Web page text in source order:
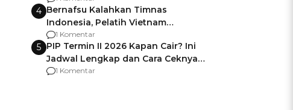
4 Bernafsu Kalahkan Timnas
Indonesia, Pelatih Vietnam
Berencana Pakai Jimat di Pakansari
1 Komentar
5 PIP Termin II 2026 Kapan Cair? Ini
Jadwal Lengkap dan Cara Ceknya
agar Dana Tidak Hangus!
1 Komentar